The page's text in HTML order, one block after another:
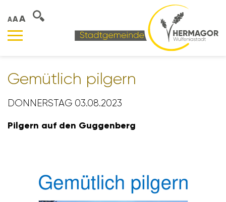
AAA
Gemüt­lich pilgern
DONNERSTAG 03.08.2023
Pilgern auf den Guggen­berg